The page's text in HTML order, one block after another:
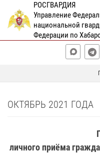
РОСГВАРДИЯ
Управление
национальной
Федерации по
ОКТЯБРЬ 2021 ГОДА
личного приёма